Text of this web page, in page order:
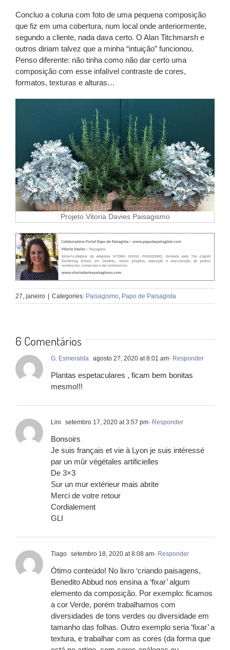
Concluo a coluna com foto de uma pequena composição
que fiz em uma cobertura, num local onde anteriormente,
segundo a cliente, nada dava certo. O Alan Titchmarsh e
outros diriam talvez que a minha “intuição” funcionou.
Penso diferente: não tinha como não dar certo uma
composição com esse infalível contraste de cores,
formatos, texturas e alturas…
Projeto Vitoria Davies Paisagismo
27, janeiro Categories: Paisagismo, Papo de Paisagista
6 Comentários
G. Esmeralda agosto 27, 2020 at 8:01 am- Responder
Plantas espetaculares , ficam bem bonitas
mesmo!!!
Lini setembro 17, 2020 at 3:57 pm- Responder
Bonsoirs
Je suis français et vie à Lyon je suis intéressé
par un mûr végétales artificielles
De 3×3
Sur un mur extérieur mais abrite
Merci de votre retour
Cordialement
GLI
Tiago setembro 18, 2020 at 8:08 am- Responder
Ótimo conteúdo! No lixro ‘criando paisagens,
Benedito Abbud nos ensina a ‘fixar’ algum
elemento da composição. Por exemplo: ficamos
a cor Verde, porém trabalhamos com
diversidades de tons verdes ou diversidade em
tamanho das folhas. Outro exemplo seria ‘fixar’ a
textura, e trabalhar com as cores (da forma que